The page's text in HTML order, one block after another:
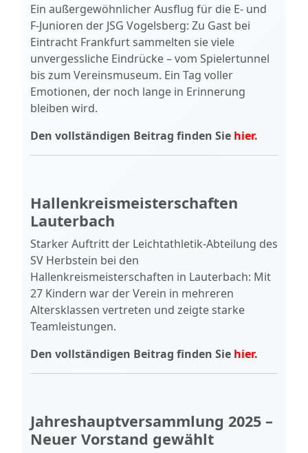
Ein außergewöhnlicher Ausflug für die E- und
F-Junioren der JSG Vogelsberg: Zu Gast bei
Eintracht Frankfurt sammelten sie viele
unvergessliche Eindrücke – vom Spielertunnel
bis zum Vereinsmuseum. Ein Tag voller
Emotionen, der noch lange in Erinnerung
bleiben wird.
Den vollständigen Beitrag finden Sie hier.
Hallenkreismeisterschaften
Lauterbach
Starker Auftritt der Leichtathletik-Abteilung des
SV Herbstein bei den
Hallenkreismeisterschaften in Lauterbach: Mit
27 Kindern war der Verein in mehreren
Altersklassen vertreten und zeigte starke
Teamleistungen.
Den vollständigen Beitrag finden Sie hier.
Jahreshauptversammlung 2025 –
Neuer Vorstand gewählt